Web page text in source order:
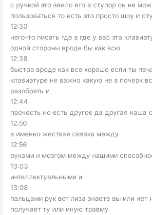
с ручкой это ввело его в ступор он не
пользоваться то есть это просто шоу и
12:30
чего-то писать где а где у вас эта
одной стороны вроде бы как всю
12:38
быстро вроде как все хорошо если ты
клавиатуре не важно какую не а почерк
разобрать и
12:44
прочесть но есть другое да другая наша
12:50
а именно жесткая связка между
12:56
руками и мозгом между нашими
13:03
интеллектуальными и
13:08
пальцами рук вот лиза знаете вы или нет
получает ту или иную травму